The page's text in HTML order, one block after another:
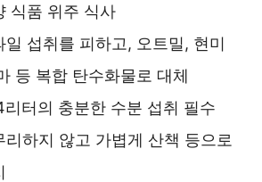
식품 위주 식사
일 섭취를 피하고, 오트밀, 현미
등 복합 탄수화물로 대체
터의 충분한 수분 섭취 필수
리하지 않고 가볍게 산책 등으로